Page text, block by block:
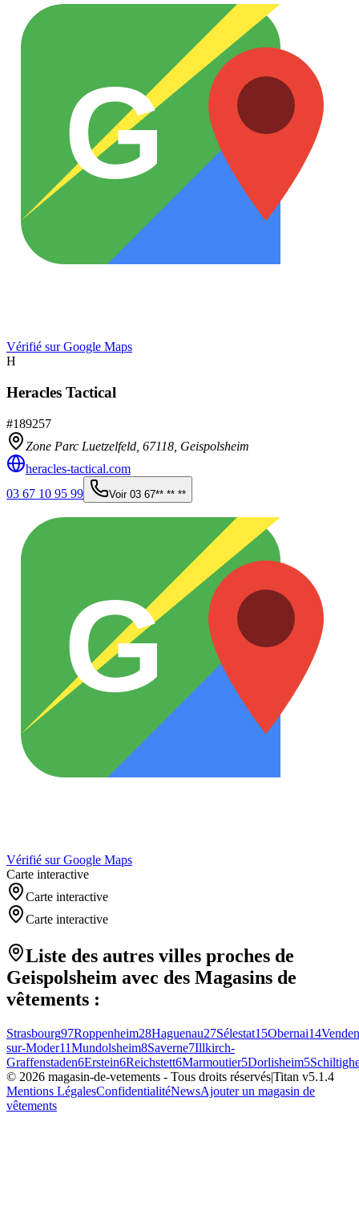
G
Vérifié sur Google Maps
H
Heracles Tactical
#189257
Zone Parc Luetzelfeld, 67118 Geispolsheim
heracles-tactical.com
03 67 10 95 99
Voir 03 67** ** **
G
Vérifié sur Google Maps
Carte interactive
Carte interactive
Carte interactive
Liste des autres villes proches de
Geispolsheim avec des Magasins de
vêtements :
Strasbourg97Roppenheim28Haguenau27Sélestat15Obernai14
sur-Moder11Mundolsheim8Saverne7Illkirch-
Graffenstaden6Erstein6Reichstett6Marmoutier5Dorlisheim5
© 2026 magasin-de-vetements - Tous droits réservés|Titan v5.1.4
Mentions LégalesConfidentialitéNewsAjouter un magasin de
vêtements